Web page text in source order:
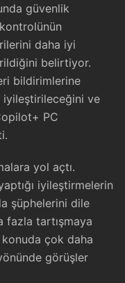
güvenlik
kontrolünün
daha iyi
belirtiyor.
bildirimlerine
ve
PC
yol açtı.
iyileştirmelerin
şüphelerini dile
fazla tartışmaya
konuda çok daha
görüşler